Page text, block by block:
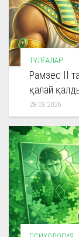
ТҰЛҒАЛАР
Рамзес ІІ
қалай
28.03.2026